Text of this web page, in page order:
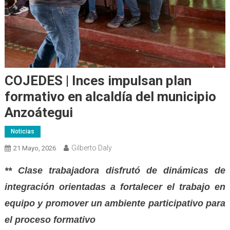
COJEDES | Inces impulsan plan
formativo en alcaldía del municipio
Anzoátegui
Noticias
21 Mayo, 2026 Gilberto Daly
** Clase trabajadora disfrutó de dinámicas de
integración orientadas a fortalecer el trabajo en
equipo y promover un ambiente participativo para
el proceso formativo